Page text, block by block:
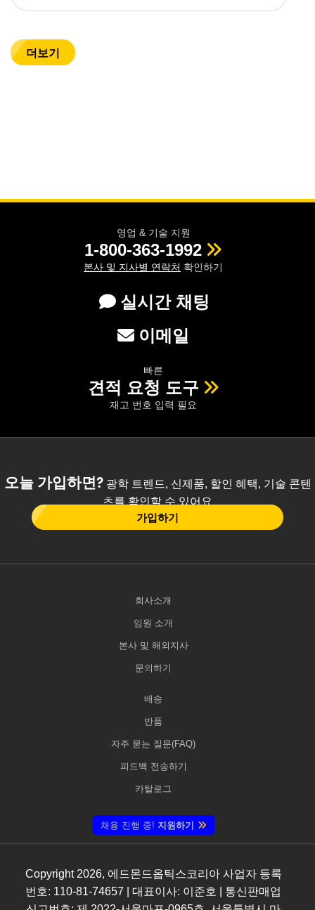
더보기
영업 & 기술 지원
1-800-363-1992
본사 및 지사별 연락처 확인하기
실시간 채팅
이메일
빠른
견적 요청 도구
재고 번호 입력 필요
오늘 가입하면?광학 트렌드, 신제품, 할인 혜택, 기술 콘텐
츠를 확인할 수 있어요
가입하기
회사소개
임원 소개
본사 및 해외지사
문의하기
배송
반품
자주 묻는 질문(FAQ)
피드백 전송하기
카탈로그
채용 진행 중! 지원하기
Copyright 2026, 에드몬드옵틱스코리아 사업자 등록
번호: 110-81-74657 | 대표이사: 이준호 | 통신판매업